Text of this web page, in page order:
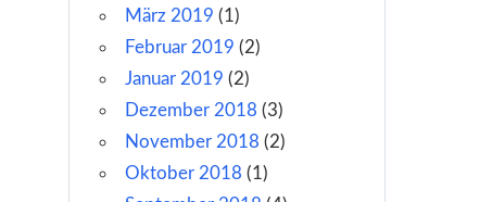
März 2019 (1)
Februar 2019 (2)
Januar 2019 (2)
Dezember 2018 (3)
November 2018 (2)
Oktober 2018 (1)